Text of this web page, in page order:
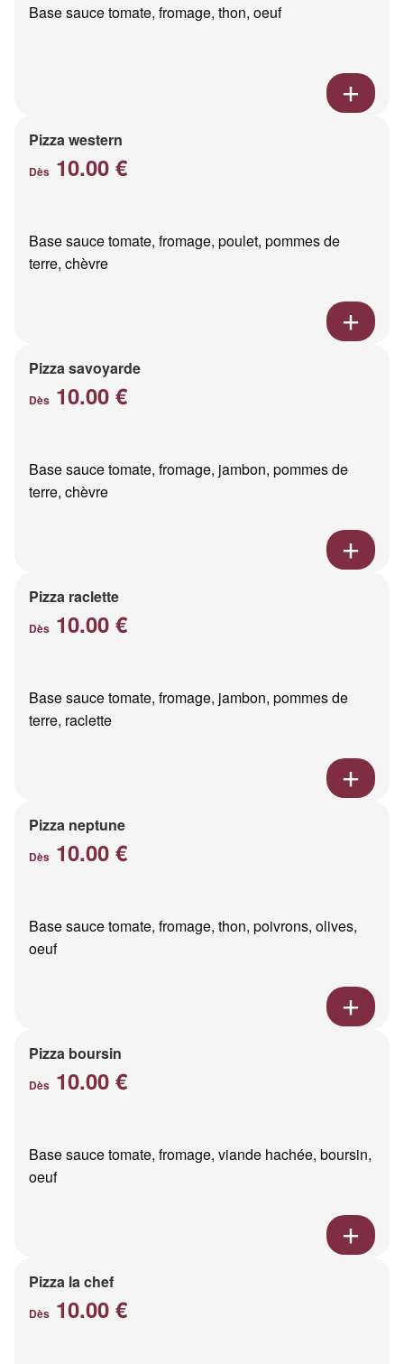
Base sauce tomate, fromage, thon, oeuf
Pizza western
Dès 10.00 €
Base sauce tomate, fromage, poulet, pommes de
terre, chèvre
Pizza savoyarde
Dès 10.00 €
Base sauce tomate, fromage, jambon, pommes de
terre, chèvre
Pizza raclette
Dès 10.00 €
Base sauce tomate, fromage, jambon, pommes de
terre, raclette
Pizza neptune
Dès 10.00 €
Base sauce tomate, fromage, thon, poivrons, olives,
oeuf
Pizza boursin
Dès 10.00 €
Base sauce tomate, fromage, viande hachée, boursin,
oeuf
Pizza la chef
Dès 10.00 €